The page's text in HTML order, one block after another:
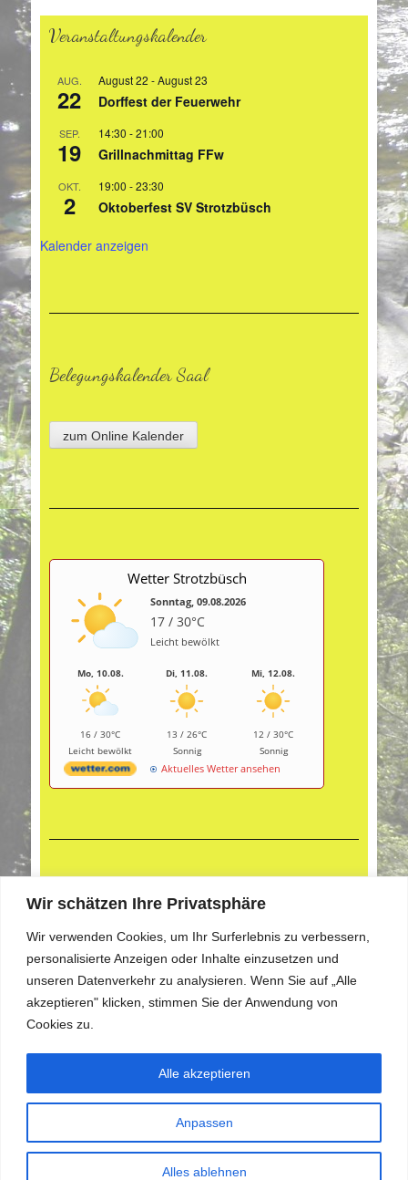
Wir schätzen Ihre Privatsphäre
Wir verwenden Cookies, um Ihr Surferlebnis zu verbessern,
personalisierte Anzeigen oder Inhalte einzusetzen und
unseren Datenverkehr zu analysieren. Wenn Sie auf „Alle
akzeptieren" klicken, stimmen Sie der Anwendung von
Cookies zu.
Anpassen
Alles ablehnen
Alle akzeptieren
Veranstaltungskalender
AUG.
22
August 22 -August 23
Dorffest der Feuerwehr
SEP.
19
14:30 -21:00
Grillnachmittag FFw
OKT.
2
19:00 -23:30
Oktoberfest SV Strotzbüsch
Kalender anzeigen
Belegungskalender Saal
zum Online Kalender
Wetter Strotzbüsch
Sonntag, 09.08.2026
17 / 30°C
Leicht bewölkt
Mo, 10.08.
16 / 30°C
Leicht bewölkt
Di, 11.08.
13 / 26°C
Sonnig
Mi, 12.08.
12 / 30°C
Sonnig
Aktuelles Wetter ansehen
Aktuelle Fotogalerie